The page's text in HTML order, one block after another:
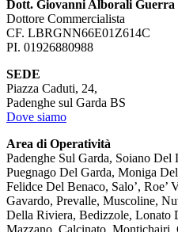
Dott. Giovanni Alborali Guerra
Dottore Commercialista
CF. LBRGNN66E01Z614C
PI. 01926880988
SEDE
Piazza Caduti, 24,
Padenghe sul Garda BS
Dove siamo
Area di Operatività
Padenghe Sul Garda, Soiano Del
Puegnago Del Garda, Moniga
Felidce Del Benaco, Salo’,
Gavardo, Prevalle, Muscoline,
Della Riviera, Bedizzole, Lonato
Mazzano, Calcinato, Montichairi,